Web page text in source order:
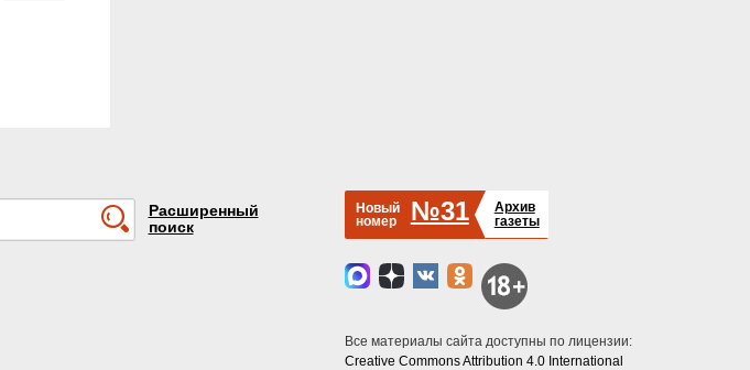
Расширенный
поиск
Новый
номер
№31
Архив
газеты
Все материалы сайта доступны по лицензии:
Creative Commons Attribution 4.0 International